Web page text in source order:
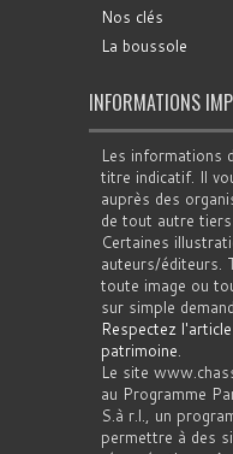
Nos clés
La boussole
INFORMATIONS
Les informations
titre indicatif. Il
auprès des
de tout autre
Certaines
auteurs/éditeurs.
toute image ou
sur simple
Respectez
patrimoine.
Le site
au Programme
S.à r.l., un
permettre à des